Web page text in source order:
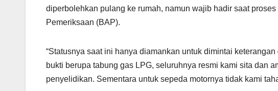
diperbolehkan pulang ke rumah, namun wajib hadir saat
Pemeriksaan (BAP).
“Statusnya saat ini hanya diamankan untuk dimintai
bukti berupa tabung gas LPG, seluruhnya resmi kami sita dan
penyelidikan. Sementara untuk sepeda motornya tidak kami